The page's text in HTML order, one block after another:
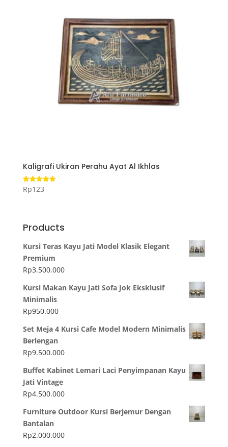
Kaligrafi Ukiran Perahu Ayat Al Ikhlas
Dinilai
5.00
Rp123
Products
Kursi Teras Kayu Jati Model Klasik Elegant
Premium
Rp3.500.000
Kursi Makan Kayu Jati Sofa Jok Eksklusif
Minimalis
Rp950.000
Set Meja 4 Kursi Cafe Model Modern Minimalis
Berlengan
Rp9.500.000
Buffet Kabinet Lemari Laci Penyimpanan Kayu
Jati Vintage
Rp4.500.000
Furniture Outdoor Kursi Berjemur Dengan
Bantalan
Rp2.000.000